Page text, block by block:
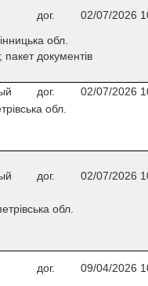
дог.
02/07/2026
обл.
документів
дог.
02/07/2026
обл.
дог. 02/07/2026
обл.
дог.
09/04/2026